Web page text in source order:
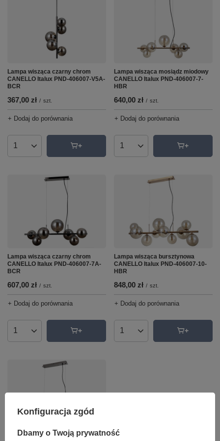
Lampa wisząca czarny chrom
CANELLO Italux PND-406007-V5A-
BCR
367,00 zł / szt.
+ Dodaj do porównania
Ilość produktów
Lampa wisząca mosiądz miodowy
CANELLO Italux PND-406007-7-
HBR
640,00 zł / szt.
+ Dodaj do porównania
Ilość produktów
Lampa wisząca czarny chrom
CANELLO Italux PND-406007-7A-
BCR
607,00 zł / szt.
+ Dodaj do porównania
Ilość produktów
Lampa wisząca bursztynowa
CANELLO Italux PND-406007-10-
HBR
848,00 zł / szt.
+ Dodaj do porównania
Ilość produktów
Konfiguracja zgód
Dbamy o Twoją prywatność